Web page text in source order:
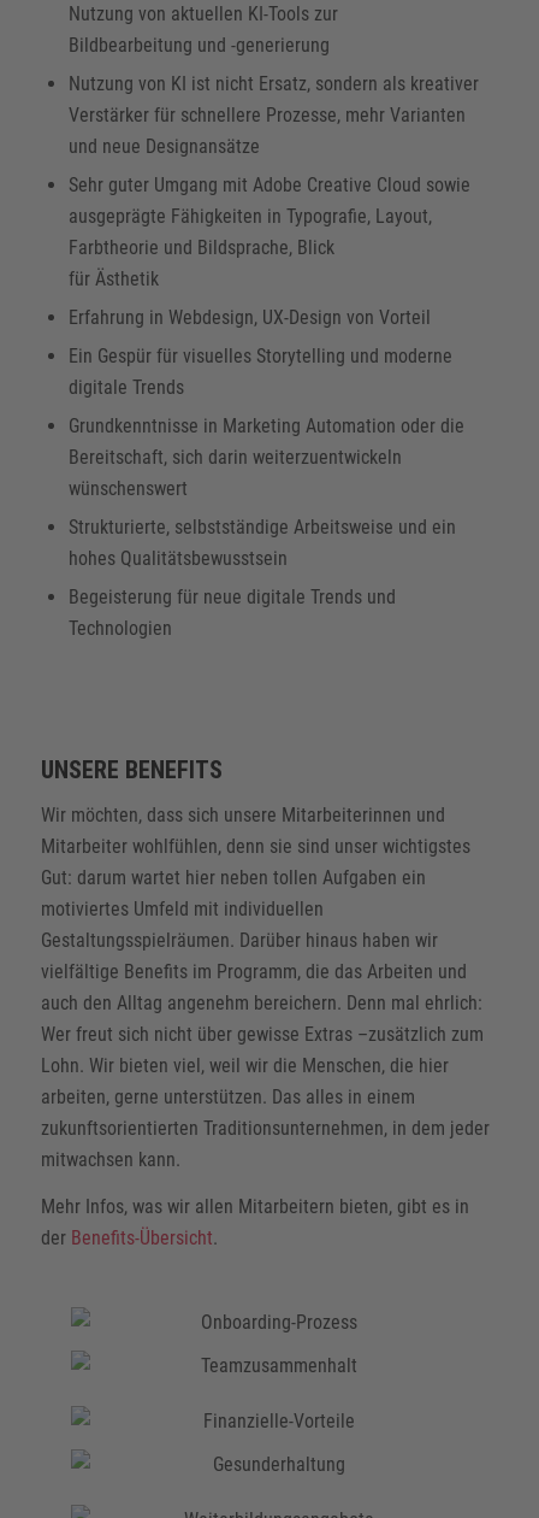
Nutzung von aktuellen KI-Tools zur
Bildbearbeitung und -generierung
Nutzung von KI ist nicht Ersatz, sondern als kreativer
Verstärker für schnellere Prozesse, mehr Varianten
und neue Designansätze
Sehr guter Umgang mit Adobe Creative Cloud sowie
ausgeprägte Fähigkeiten in Typografie, Layout,
Farbtheorie und Bildsprache, Blick
für Ästhetik
Erfahrung in Webdesign, UX-Design von Vorteil
Ein Gespür für visuelles Storytelling und moderne
digitale Trends
Grundkenntnisse in Marketing Automation oder die
Bereitschaft, sich darin weiterzuentwickeln
wünschenswert
Strukturierte, selbstständige Arbeitsweise und ein
hohes Qualitätsbewusstsein
Begeisterung für neue digitale Trends und
Technologien
UNSERE BENEFITS
Wir möchten, dass sich unsere Mitarbeiterinnen und
Mitarbeiter wohlfühlen, denn sie sind unser wichtigstes
Gut: darum wartet hier neben tollen Aufgaben ein
motiviertes Umfeld mit individuellen
Gestaltungsspielräumen. Darüber hinaus haben wir
vielfältige Benefits im Programm, die das Arbeiten und
auch den Alltag angenehm bereichern. Denn mal ehrlich:
Wer freut sich nicht über gewisse Extras –zusätzlich zum
Lohn. Wir bieten viel, weil wir die Menschen, die hier
arbeiten, gerne unterstützen. Das alles in einem
zukunftsorientierten Traditionsunternehmen, in dem jeder
mitwachsen kann.
Mehr Infos, was wir allen Mitarbeitern bieten, gibt es in
der Benefits-Übersicht.